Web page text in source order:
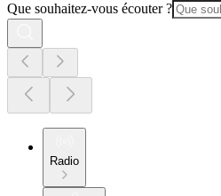
Que souhaitez-vous écouter ?
Radio